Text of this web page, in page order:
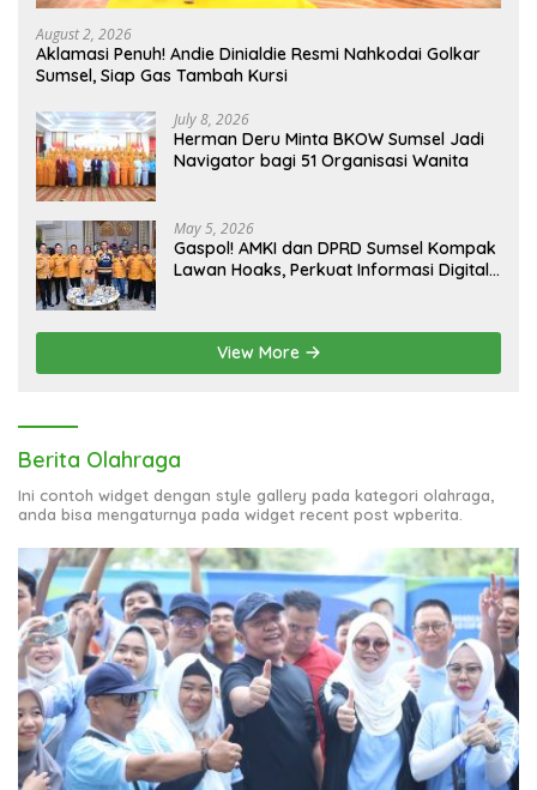
August 2, 2026
Aklamasi Penuh! Andie Dinialdie Resmi Nahkodai Golkar
Sumsel, Siap Gas Tambah Kursi
July 8, 2026
Herman Deru Minta BKOW Sumsel Jadi
Navigator bagi 51 Organisasi Wanita
May 5, 2026
Gaspol! AMKI dan DPRD Sumsel Kompak
Lawan Hoaks, Perkuat Informasi Digital
View More
Berita Olahraga
Ini contoh widget dengan style gallery pada kategori olahraga,
anda bisa mengaturnya pada widget recent post wpberita.